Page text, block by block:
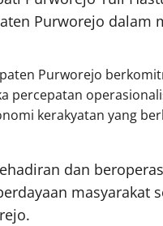
Purworejo dalam
Purworejo
percepatan
kerakyatan yang
dan
masyarakat